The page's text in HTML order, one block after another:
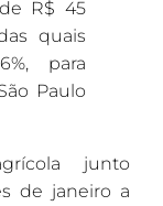
R$ 45
quais
para
Paulo
junto
de janeiro a